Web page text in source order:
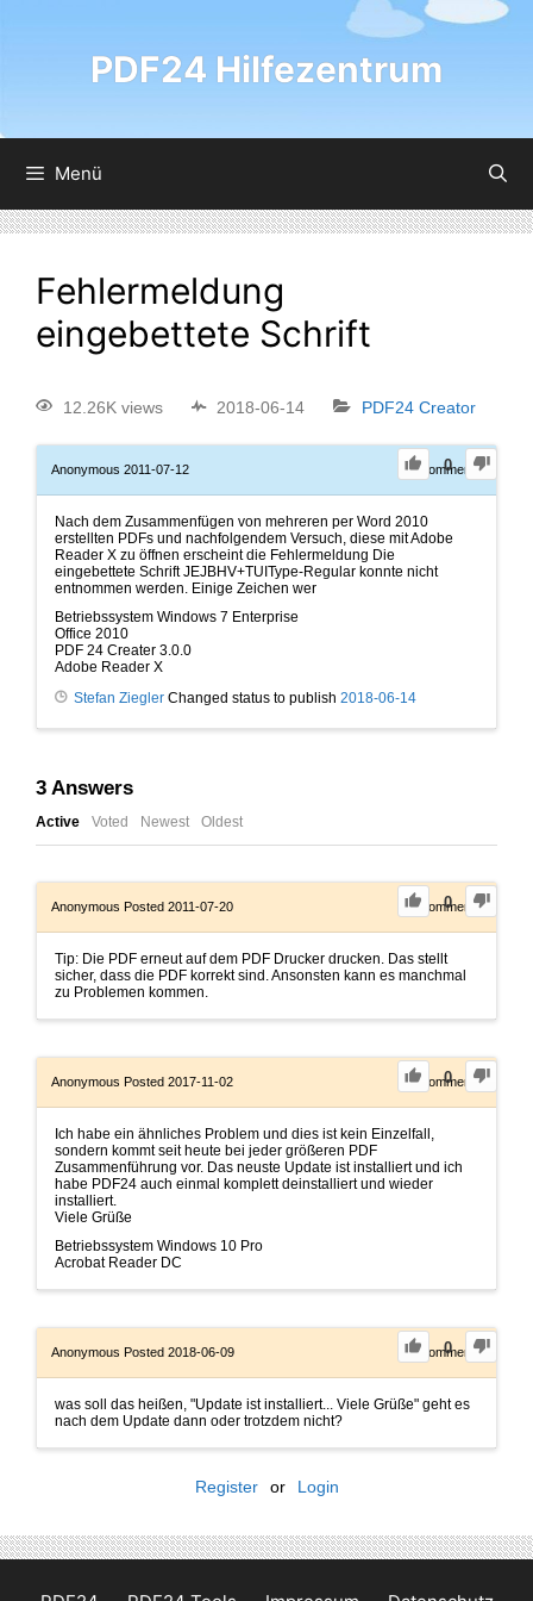
PDF24 Hilfezentrum
Menü
Fehlermeldung
eingebettete Schrift
12.26K views 2018-06-14 PDF24 Creator
0
Anonymous 2011-07-12 0Comments
Nach dem Zusammenfügen von mehreren per Word 2010
erstellten PDFs und nachfolgendem Versuch, diese mit Adobe
Reader X zu öffnen erscheint die Fehlermeldung Die
eingebettete Schrift JEJBHV+TUIType-Regular konnte nicht
entnommen werden. Einige Zeichen wer
Betriebssystem Windows 7 Enterprise
Office 2010
PDF 24 Creater 3.0.0
Adobe Reader X
Stefan Ziegler Changed status to publish 2018-06-14
3 Answers
Active Voted Newest Oldest
0
Anonymous Posted 2011-07-20 0Comments
Tip: Die PDF erneut auf dem PDF Drucker drucken. Das stellt
sicher, dass die PDF korrekt sind. Ansonsten kann es manchmal
zu Problemen kommen.
0
Anonymous Posted 2017-11-02 0Comments
Ich habe ein ähnliches Problem und dies ist kein Einzelfall,
sondern kommt seit heute bei jeder größeren PDF
Zusammenführung vor. Das neuste Update ist installiert und ich
habe PDF24 auch einmal komplett deinstalliert und wieder
installiert.
Viele Grüße
Betriebssystem Windows 10 Pro
Acrobat Reader DC
0
Anonymous Posted 2018-06-09 0Comments
was soll das heißen, "Update ist installiert... Viele Grüße" geht es
nach dem Update dann oder trotzdem nicht?
Register or Login